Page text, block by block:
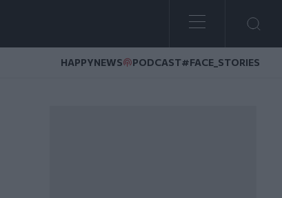
HAPPYNEWS PODCAST#FACE_STORIES